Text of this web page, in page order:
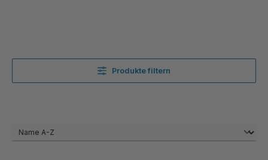
Produkte filtern